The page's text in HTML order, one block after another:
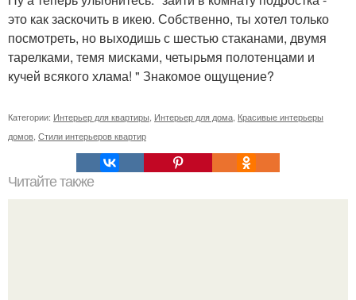
это как заскочить в икею. Собственно, ты хотел только
посмотреть, но выходишь с шестью стаканами, двумя
тарелками, темя мисками, четырьмя полотенцами и
кучей всякого хлама! " Знакомое ощущение?
Категории: Интерьер для квартиры, Интерьер для дома, Красивые интерьеры
домов, Стили интерьеров квартир
Читайте также